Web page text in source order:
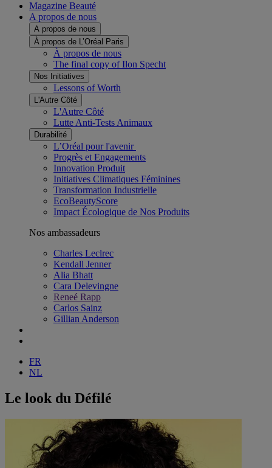
Magazine Beauté
A propos de nous
A propos de nous
À propos de L’Oréal Paris
À propos de nous
The final copy of Ilon Specht
Nos Initiatives
Lessons of Worth
L'Autre Côté
L'Autre Côté
Lutte Anti-Tests Animaux
Durabilité
L’Oréal pour l'avenir ​
Progrès et Engagements
Innovation Produit​
Initiatives Climatiques Féminines
Transformation Industrielle
EcoBeautyScore
Impact Écologique de Nos Produits
Nos ambassadeurs
Charles Leclrec
Kendall Jenner
Alia Bhatt
Cara Delevingne
Reneé Rapp
Carlos Sainz
Gillian Anderson
FR
NL
Le look du Défilé